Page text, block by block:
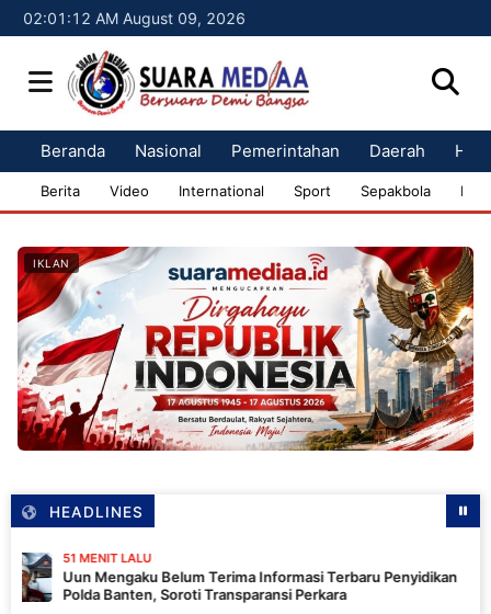
02:01:13 AM August 09, 2026
Beranda Nasional Pemerintahan Daerah
Berita Video International Sport Sepakbola
IKLAN
HEADLINES
LALU
Belum Terima Informasi Terbaru Penyidikan
Banten, Soroti Transparansi Perkara